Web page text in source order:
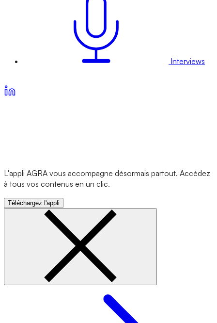
Interviews
L'appli AGRA vous accompagne désormais partout. Accédez
à tous vos contenus en un clic.
Téléchargez l'appli